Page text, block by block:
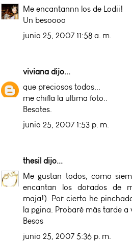
Me encantannn los de Lodii!
Un besoooo
junio 25, 2007 11:58 a. m.
viviana dijo...
que preciosos todos...
me chifla la ultima foto..
Besotes.
junio 25, 2007 1:53 p. m.
thesil dijo...
Me gustan todos, como
encantan los dorados de
maja!). Por cierto he
la pgina. Probaré más tarde a
Besos
junio 25, 2007 5:36 p. m.